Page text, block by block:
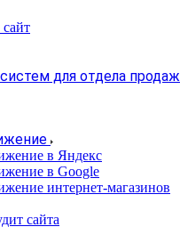
для отдела продаж
в Яндекс
в Google
интернет-магазинов
сайта